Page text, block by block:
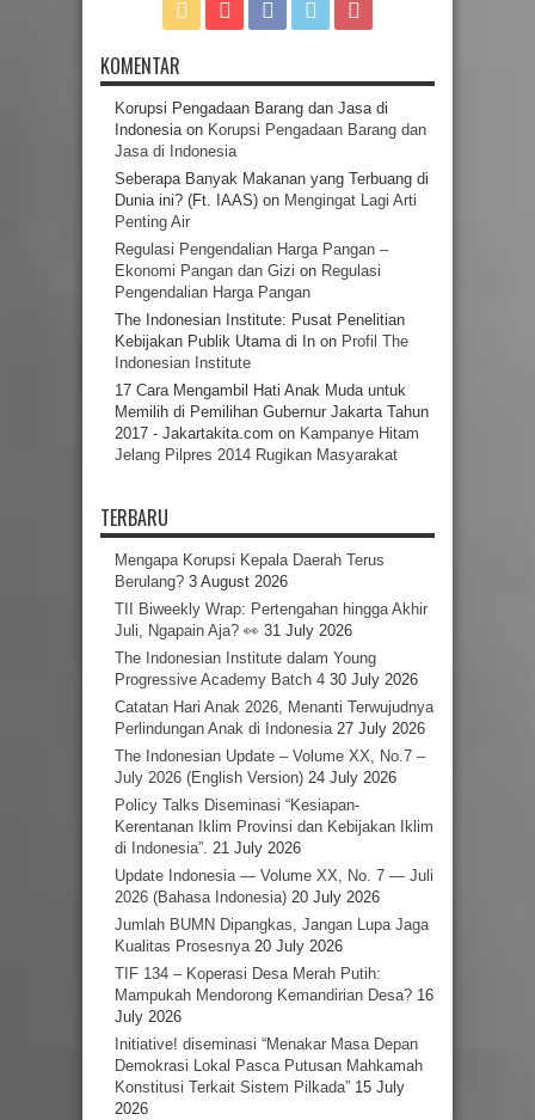
KOMENTAR
Korupsi Pengadaan Barang dan Jasa di
Indonesiaon Korupsi Pengadaan Barang dan
Jasa di Indonesia
Seberapa Banyak Makanan yang Terbuang di
Dunia ini? (Ft. IAAS) on Mengingat Lagi Arti
Penting Air
Regulasi Pengendalian Harga Pangan –
Ekonomi Pangan dan Gizi on Regulasi
Pengendalian Harga Pangan
The Indonesian Institute: Pusat Penelitian
Kebijakan Publik Utama di In on Profil The
Indonesian Institute
17 Cara Mengambil Hati Anak Muda untuk
Memilih di Pemilihan Gubernur Jakarta Tahun
2017 - Jakartakita.com on Kampanye Hitam
Jelang Pilpres 2014 Rugikan Masyarakat
TERBARU
Mengapa Korupsi Kepala Daerah Terus
Berulang? 3 August 2026
TII Biweekly Wrap: Pertengahan hingga Akhir
Juli, Ngapain Aja? 👀 31 July 2026
The Indonesian Institute dalam Young
Progressive Academy Batch 4 30 July 2026
Catatan Hari Anak 2026, Menanti Terwujudnya
Perlindungan Anak di Indonesia 27 July 2026
The Indonesian Update – Volume XX, No.7 –
July 2026 (English Version) 24 July 2026
Policy Talks Diseminasi “Kesiapan-
Kerentanan Iklim Provinsi dan Kebijakan Iklim
di Indonesia”. 21 July 2026
Update Indonesia — Volume XX, No. 7 — Juli
2026 (Bahasa Indonesia) 20 July 2026
Jumlah BUMN Dipangkas, Jangan Lupa Jaga
Kualitas Prosesnya 20 July 2026
TIF 134 – Koperasi Desa Merah Putih:
Mampukah Mendorong Kemandirian Desa? 16
July 2026
Initiative! diseminasi “Menakar Masa Depan
Demokrasi Lokal Pasca Putusan Mahkamah
Konstitusi Terkait Sistem Pilkada” 15 July
2026